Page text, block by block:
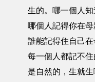
生的。哪一個人
哪個人記得你在
誰能記得住自己
每一個人都記不
是自然的，生就生